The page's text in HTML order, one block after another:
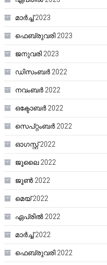
മാർച്ച്‌ 2023
ഫെബ്രുവരി 2023
ജനുവരി 2023
ഡിസംബർ 2022
നവംബർ 2022
ഒക്ടോബർ 2022
സെപ്റ്റംബർ 2022
ഓഗസ്റ്റ്‌ 2022
ജൂലൈ 2022
ജൂൺ 2022
മെയ്‌ 2022
ഏപ്രിൽ 2022
മാർച്ച്‌ 2022
ഫെബ്രുവരി 2022